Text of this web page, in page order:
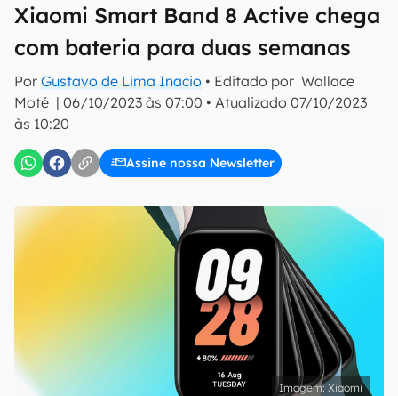
Xiaomi Smart Band 8 Active chega
com bateria para duas semanas
Por Gustavo de Lima Inacio • Editado por Wallace
Moté | 06/10/2023 às 07:00 • Atualizado 07/10/2023
às 10:20
Assine nossa Newsletter
E-mail
Confirmo que li, aceito e concordo com os
Xiaomi